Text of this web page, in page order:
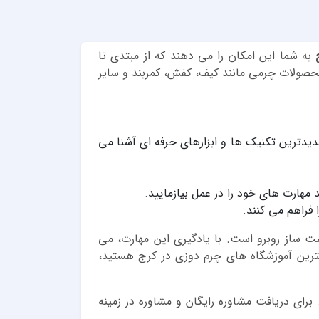
به شما این امکان را می دهند که از مبتدی تا
چرمی مانند کیف، کفش، کمربند و سایر
تکنیک ها و ابزارهای حرفه ای آشنا می
های خود را در عمل بیازمایید.
فراهم می کنند.
ساز روبرو است. با یادگیری این مهارت، می
آموزشگاه های چرم دوزی در کرج هستید،
دریافت مشاوره رایگان و مشاوره در زمینه